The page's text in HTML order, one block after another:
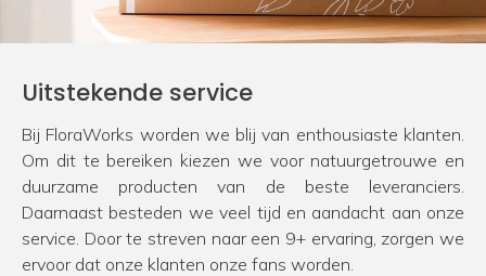
Uitstekende service
Bij FloraWorks worden we blij van enthousiaste klanten.
Om dit te bereiken kiezen we voor natuurgetrouwe en
duurzame producten van de beste leveranciers.
Daarnaast besteden we veel tijd en aandacht aan onze
service. Door te streven naar een 9+ ervaring, zorgen we
ervoor dat onze klanten onze fans worden.